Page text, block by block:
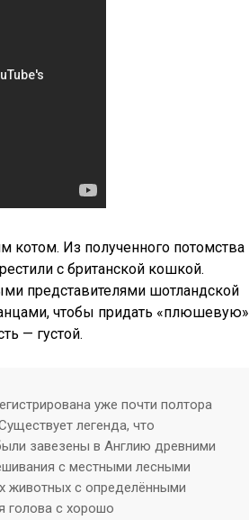
котом. Из полученного потомства
с британской кошкой.
представителями шотландской
чтобы придать «плюшевую»
— густой.
уже почти полтора
легенда, что
завезены в Англию древними
с местными лесными
животных с определёнными
голова с хорошо